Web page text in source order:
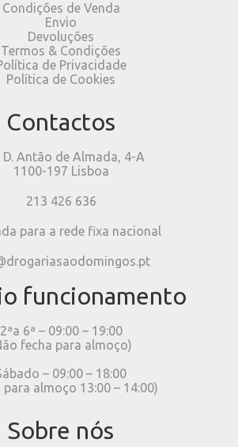
Condições de Venda
Envio
Devoluções
Termos & Condições
de Privacidade
Política de Cookies
Contactos
D. Antão de Almada, 4-A
1100-197 Lisboa
213 426 636
para a rede fixa nacional
funcionamento
2ªa 6ª – 09:00 – 19:00
fecha para almoço)
– 09:00 – 18:00
para almoço 13:00 – 14:00)
Sobre nós